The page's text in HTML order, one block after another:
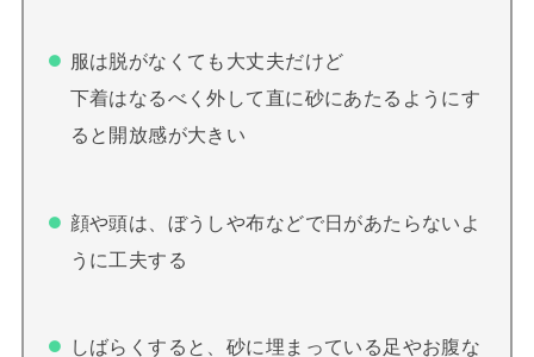
服は脱がなくても大丈夫だけど
下着はなるべく外して直に砂にあたるようにす
ると開放感が大きい
顔や頭は、ぼうしや布などで日があたらないよ
うに工夫する
しばらくすると、砂に埋まっている足やお腹な